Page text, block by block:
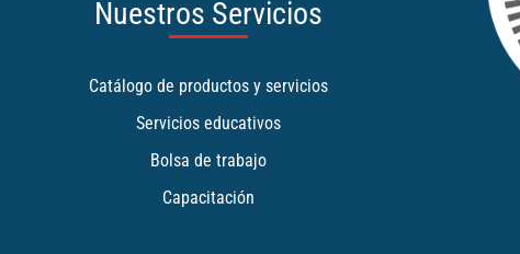
Nuestros Servicios
Catálogo de productos y servicios
Servicios educativos
Bolsa de trabajo
Capacitación